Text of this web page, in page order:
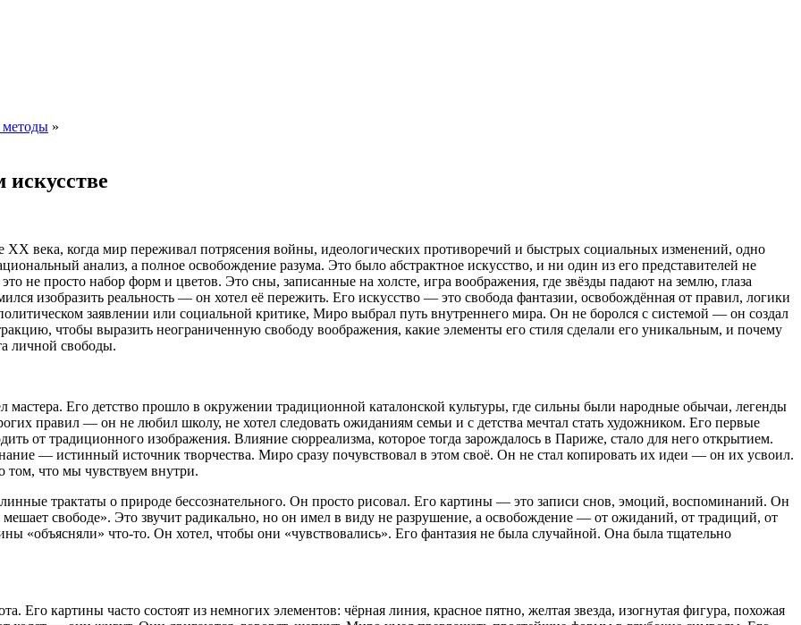
методы »
XX века, когда мир переживал потрясения войны, идеологических противоречий и быстрых социальных изменений, одно
анализ, а полное освобождение разума. Это было абстрактное искусство, и ни один из его представителей не
не просто набор форм и цветов. Это сны, записанные на холсте, игра воображения, где звёзды падают на землю, глаза
изобразить реальность — он хотел её пережить. Его искусство — это свобода фантазии, освобождённая от правил, логики
заявлении или социальной критике, Миро выбрал путь внутреннего мира. Он не боролся с системой — он создал
чтобы выразить неограниченную свободу воображения, какие элементы его стиля сделали его уникальным, и почему
личной свободы.
мастера. Его детство прошло в окружении традиционной каталонской культуры, где сильны были народные обычаи, легенды
правил — он не любил школу, не хотел следовать ожиданиям семьи и с детства мечтал стать художником. Его первые
от традиционного изображения. Влияние сюрреализма, которое тогда зарождалось в Париже, стало для него открытием.
— истинный источник творчества. Миро сразу почувствовал в этом своё. Он не стал копировать их идеи — он их усвоил.
что мы чувствуем внутри.
трактаты о природе бессознательного. Он просто рисовал. Его картины — это записи снов, эмоций, воспоминаний. Он
свободе». Это звучит радикально, но он имел в виду не разрушение, а освобождение — от ожиданий, от традиций, от
«объясняли» что-то. Он хотел, чтобы они «чувствовались». Его фантазия не была случайной. Она была тщательно
картины часто состоят из немногих элементов: чёрная линия, красное пятно, желтая звезда, изогнутая фигура, похожая